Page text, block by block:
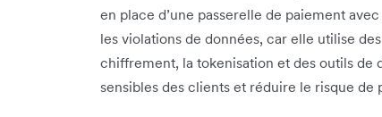
en place d’une passerelle de paiement
les violations de données, car elle utilise
chiffrement, la tokenisation et des outils de
sensibles des clients et réduire le risque de